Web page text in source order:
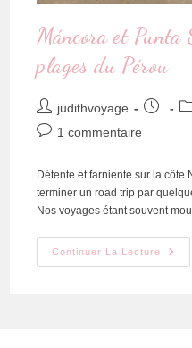
Máncora et
plages du Pérou
judithvoyage
1 commentaire
Détente et farniente sur la côte
terminer un road trip par
Nos voyages étant souvent
Continuer La Lecture